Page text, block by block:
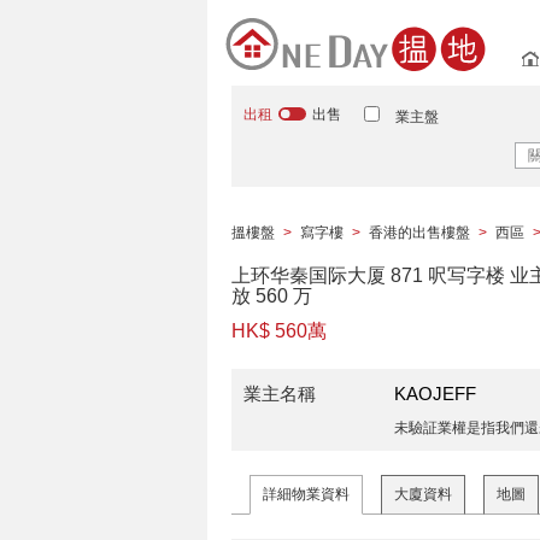
出租 出售 業主盤
搵樓盤 > 寫字樓 > 香港的出售樓盤 > 西區 >
上环华秦国际大厦 871 呎写字楼 业
放 560 万
HK$ 560萬
業主名稱 KAOJEFF
未驗証業權是指我們
詳細物業資料 大廈資料 地圖